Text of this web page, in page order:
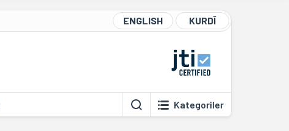
ENGLISH KURDÎ
Kategoriler